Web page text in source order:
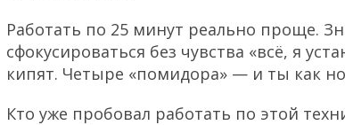
Работать по 25 минут реально проще.
сфокусироваться без чувства «всё, я
кипят. Четыре «помидора» — и ты как
Кто уже пробовал работать по этой